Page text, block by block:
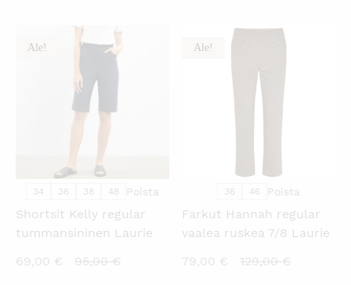
79,00 €.
Ale! KATSO PIKANÄKYMÄ
34 36 38 48 Poista
Shortsit Kelly regular
tummansininen Laurie
69,00 €
Nykyinen
95,00€Alkuperäinen
Ale!
36 46 Poista
Farkut Hannah regular
vaalea ruskea 7/8 Laurie
79,00 €
Nykyinen
129,00€